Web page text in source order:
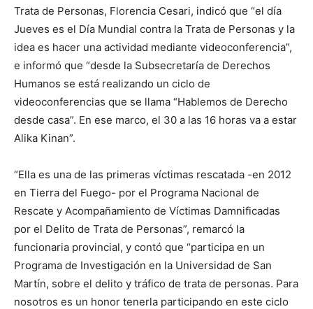
Trata de Personas, Florencia Cesari, indicó que “el día
Jueves es el Día Mundial contra la Trata de Personas y la
idea es hacer una actividad mediante videoconferencia”,
e informó que “desde la Subsecretaría de Derechos
Humanos se está realizando un ciclo de
videoconferencias que se llama “Hablemos de Derecho
desde casa”. En ese marco, el 30 a las 16 horas va a estar
Alika Kinan”.
“Ella es una de las primeras víctimas rescatada -en 2012
en Tierra del Fuego- por el Programa Nacional de
Rescate y Acompañamiento de Víctimas Damnificadas
por el Delito de Trata de Personas”, remarcó la
funcionaria provincial, y contó que “participa en un
Programa de Investigación en la Universidad de San
Martín, sobre el delito y tráfico de trata de personas. Para
nosotros es un honor tenerla participando en este ciclo